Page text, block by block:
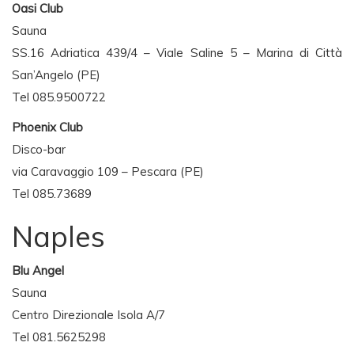
Oasi Club
Sauna
SS.16 Adriatica 439/4 – Viale Saline 5 – Marina di Città
San’Angelo (PE)
Tel 085.9500722
Phoenix Club
Disco-bar
via Caravaggio 109 – Pescara (PE)
Tel 085.73689
Naples
Blu Angel
Sauna
Centro Direzionale Isola A/7
Tel 081.5625298